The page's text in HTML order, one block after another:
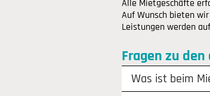
Alle Mietgeschäfte
Auf Wunsch bieten
Leistungen werden
Fragen zu
Was ist beim